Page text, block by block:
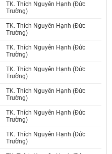
TK. Thích Nguyên Hạnh (Đức
Trường)
TK. Thích Nguyên Hạnh (Đức
Trường)
TK. Thích Nguyên Hạnh (Đức
Trường)
TK. Thích Nguyên Hạnh (Đức
Trường)
TK. Thích Nguyên Hạnh (Đức
Trường)
TK. Thích Nguyên Hạnh (Đức
Trường)
TK. Thích Nguyên Hạnh (Đức
Trường)